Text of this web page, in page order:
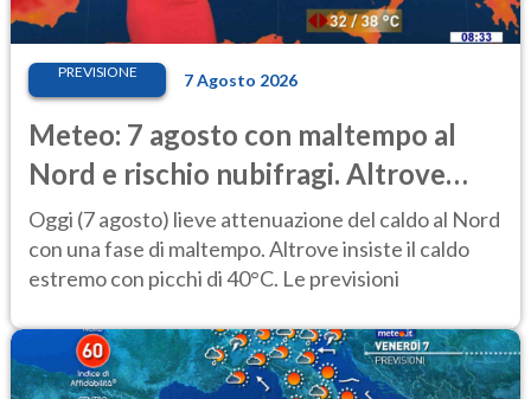
PREVISIONE 7 Agosto 2026
Meteo: 7 agosto con maltempo al
Nord e rischio nubifragi. Altrove
caldo estremo
Oggi (7 agosto) lieve attenuazione del caldo al Nord
con una fase di maltempo. Altrove insiste il caldo
estremo con picchi di 40°C. Le previsioni